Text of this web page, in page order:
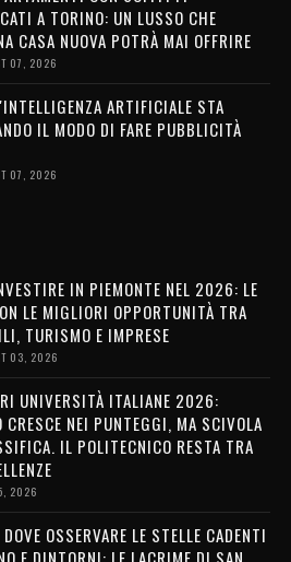
A TORINO: UN LUSSO CHE
CASA NUOVA POTRÀ MAI OFFRIRE
07, 2026
ARTIFICIALE STA
IL MODO DI FARE PUBBLICITÀ
07, 2026
IN PIEMONTE NEL 2026: LE
LE MIGLIORI OPPORTUNITÀ TRA
TURISMO E IMPRESE
03, 2026
UNIVERSITÀ ITALIANE 2026:
CRESCE NEI PUNTEGGI, MA SCIVOLA
IL POLITECNICO RESTA TRA
2026
DOVE OSSERVARE LE STELLE CADENTI